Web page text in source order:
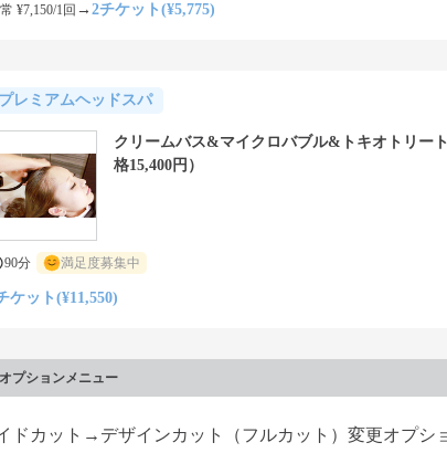
¥7,150/1回 → 2チケット(¥5,775)
レミアムヘッドスパ
クリームバス&マイクロバブル&トキオトリー
格15,400円）
90分 満足度募集中
ケット(¥11,550)
プションメニュー
ドカット→デザインカット（フルカット）変更オプシ